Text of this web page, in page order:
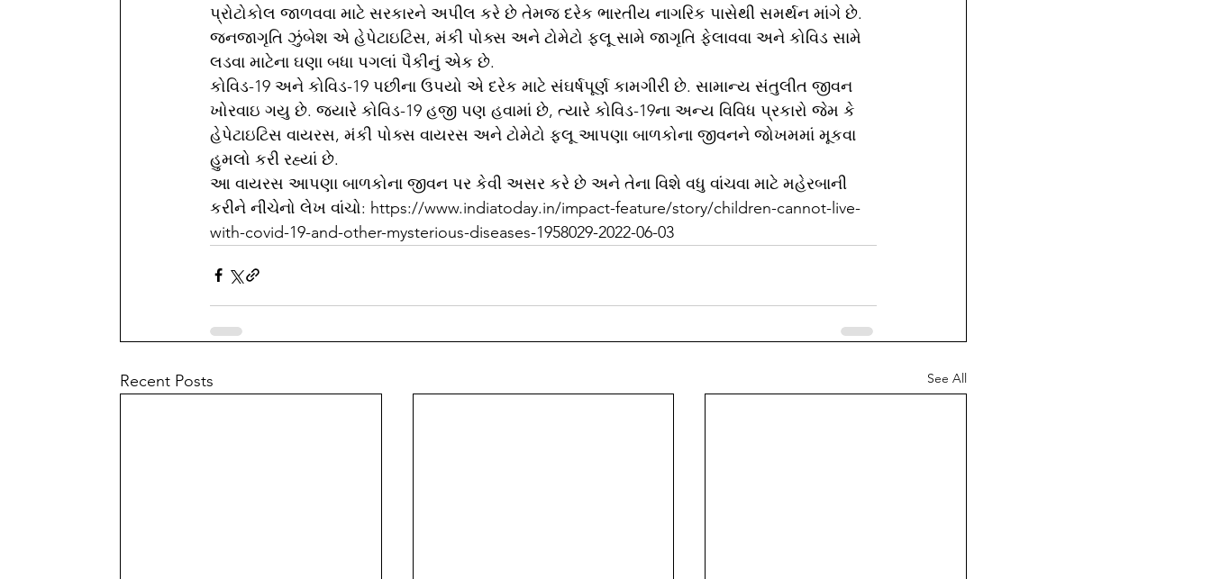
પ્રોટોકોલ જાળવવા માટે સરકારને અપીલ કરે છે તેમજ દરેક ભારતીય નાગરિક પાસેથી સમર્થન માંગે છે.
જનજાગૃતિ ઝુંબેશ એ હેપેટાઇટિસ, મંકી પોક્સ અને ટોમેટો ફ્લૂ સામે જાગૃતિ ફેલાવવા અને કોવિડ સામે
લડવા માટેના ઘણા બધા પગલાં પૈકીનું એક છે.
કોવિડ-19 અને કોવિડ-19 પછીના ઉપયો એ દરેક માટે સંઘર્ષપૂર્ણ કામગીરી છે. સામાન્ય સંતુલીત જીવન
ખોરવાઇ ગયુ છે. જ્યારે કોવિડ-19 હજી પણ હવામાં છે, ત્યારે કોવિડ-19ના અન્ય વિવિધ પ્રકારો જેમ કે
હેપેટાઇટિસ વાયરસ, મંકી પોક્સ વાયરસ અને ટોમેટો ફ્લૂ આપણા બાળકોના જીવનને જોખમમાં મૂકવા
હુમલો કરી રહ્યાં છે.
આ વાયરસ આપણા બાળકોના જીવન પર કેવી અસર કરે છે અને તેના વિશે વધુ વાંચવા માટે મહેરબાની
કરીને નીચેનો લેખ વાંચો: https://www.indiatoday.in/impact-feature/story/children-cannot-live-
with-covid-19-and-other-mysterious-diseases-1958029-2022-06-03
Recent Posts See All